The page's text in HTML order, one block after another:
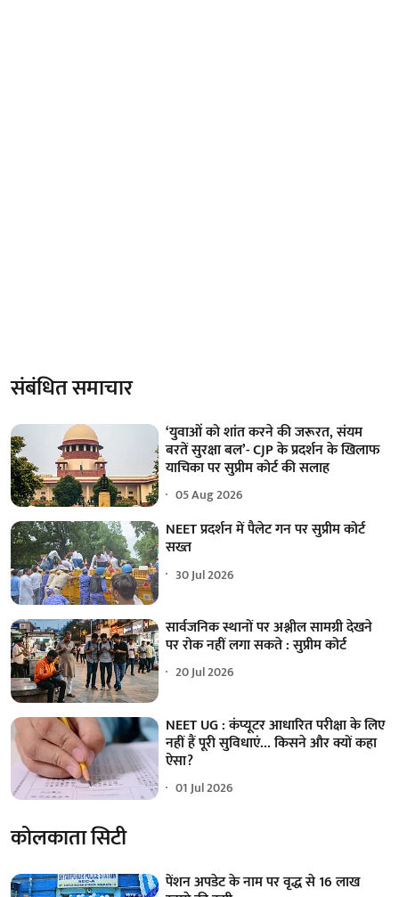
संबंधित समाचार
‘युवाओं को शांत करने की जरूरत, संयम
बरतें सुरक्षा बल’- CJP के प्रदर्शन के खिलाफ
याचिका पर सुप्रीम कोर्ट की सलाह
05 Aug 2026
NEET प्रदर्शन में पैलेट गन पर सुप्रीम कोर्ट
सख्त
30 Jul 2026
सार्वजनिक स्थानों पर अश्लील सामग्री देखने
पर रोक नहीं लगा सकते : सुप्रीम कोर्ट
20 Jul 2026
NEET UG : कंप्यूटर आधारित परीक्षा के लिए
नहीं हैं पूरी सुविधाएं... किसने और क्यों कहा
ऐसा?
01 Jul 2026
कोलकाता सिटी
पेंशन अपडेट के नाम पर वृद्ध से 16 लाख